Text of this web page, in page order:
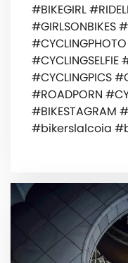
#BIKEGIRL
#GIRLSONBIKES
#CYCLINGSELFIE
#CYCLINGPICS
#ROADPORN
#BIKESTAGRAM
#bikerslalcoia